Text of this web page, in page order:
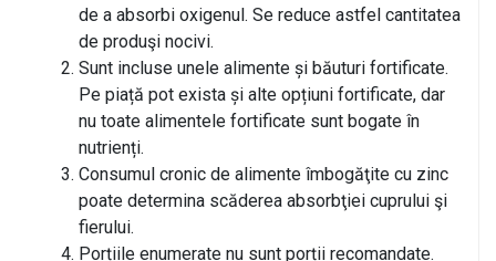
de a absorbi oxigenul. Se reduce astfel cantitatea
de produşi nocivi.
Sunt incluse unele alimente și băuturi fortificate.
Pe piață pot exista și alte opțiuni fortificate, dar
nu toate alimentele fortificate sunt bogate în
nutrienți.
Consumul cronic de alimente îmbogăţite cu zinc
poate determina scăderea absorbţiei cuprului şi
fierului.
Porțiile enumerate nu sunt porții recomandate.